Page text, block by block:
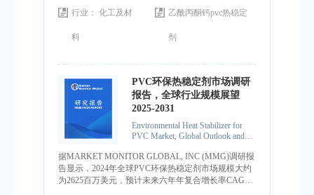
行业：化工及材
料
乙酰丙酮钙pvc热稳定
剂
PVC环保热稳定剂市场调研
报告，全球行业规模展望
2025-2031
Environmental Heat Stabilizer for
PVC Market, Global Outlook and
据MARKET MONITOR GLOBAL, INC (MMG)调研报
告显示，2024年全球PVC环保热稳定剂市场规模大约
为2625百万美元，预计未来六年年复合增长率CAGR